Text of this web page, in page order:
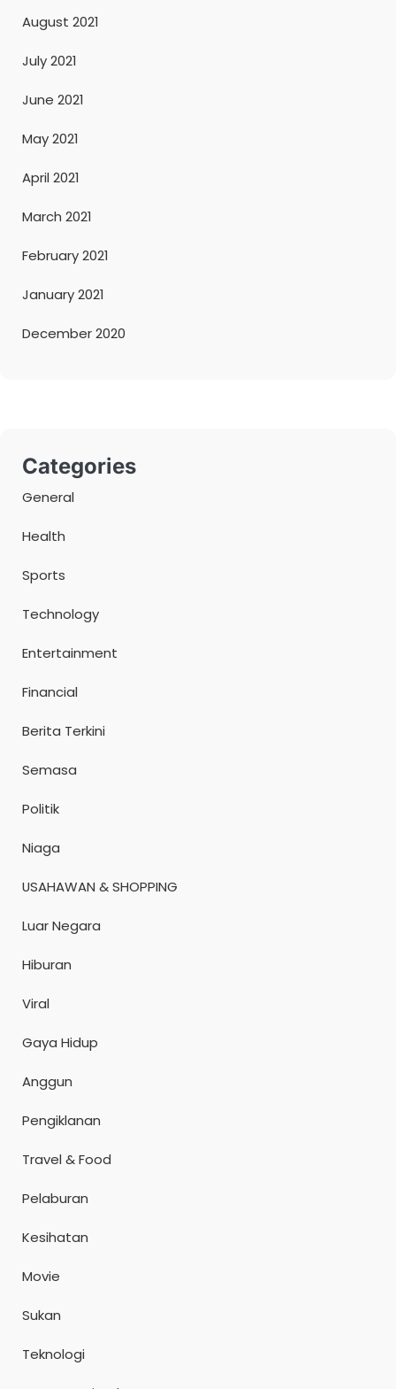
August 2021
July 2021
June 2021
May 2021
April 2021
March 2021
February 2021
January 2021
December 2020
Categories
General
Health
Sports
Technology
Entertainment
Financial
Berita Terkini
Semasa
Politik
Niaga
USAHAWAN & SHOPPING
Luar Negara
Hiburan
Viral
Gaya Hidup
Anggun
Pengiklanan
Travel & Food
Pelaburan
Kesihatan
Movie
Sukan
Teknologi